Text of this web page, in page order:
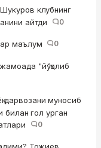
клубнинг
айтди
0
маълум 0
"йўқолиб
дарвозани муносиб
билан гол урган
0